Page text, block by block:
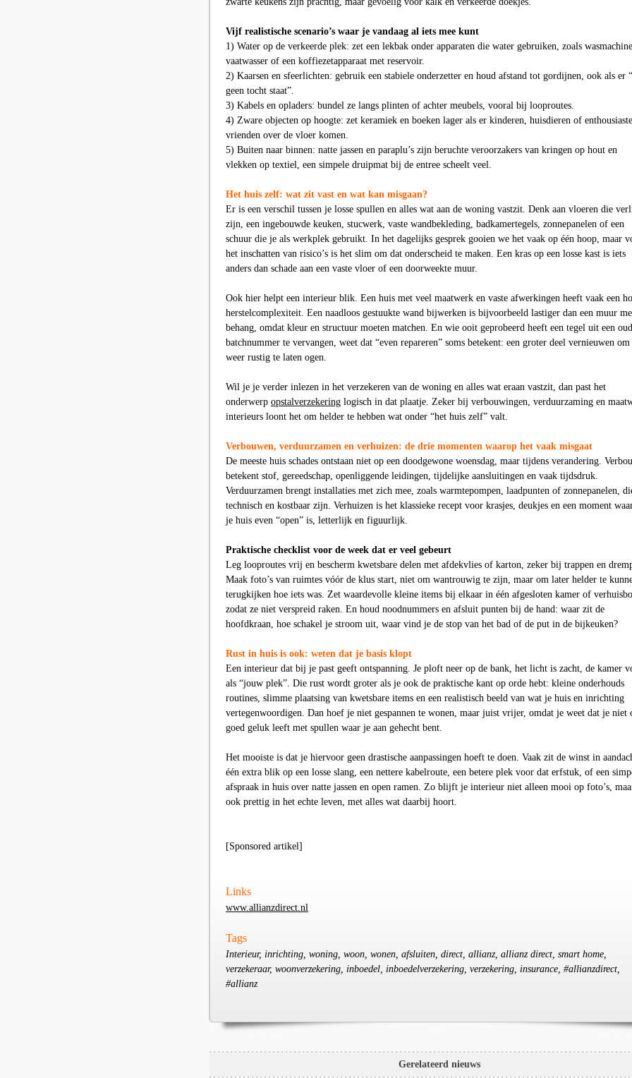
Vijf realistische scenario’s waar je vandaag al iets mee kunt
1) Water op de verkeerde plek: zet een lekbak onder apparaten die water gebruiken, zoals
vaatwasser of een koffiezetapparaat met reservoir.
2) Kaarsen en sfeerlichten: gebruik een stabiele onderzetter en houd afstand tot gordijnen, ook als er
geen tocht staat”.
3) Kabels en opladers: bundel ze langs plinten of achter meubels, vooral bij looproutes.
4) Zware objecten op hoogte: zet keramiek en boeken lager als er kinderen, huisdieren of enthousiaste
vrienden over de vloer komen.
5) Buiten naar binnen: natte jassen en paraplu’s zijn beruchte veroorzakers van kringen op hout en
vlekken op textiel, een simpele druipmat bij de entree scheelt veel.
Het huis zelf: wat zit vast en wat kan misgaan?
Er is een verschil tussen je losse spullen en alles wat aan de woning vastzit. Denk aan vloeren die
zijn, een ingebouwde keuken, stucwerk, vaste wandbekleding, badkamertegels, zonnepanelen of een
schuur die je als werkplek gebruikt. In het dagelijks gesprek gooien we het vaak op één hoop, maar
het inschatten van risico’s is het slim om dat onderscheid te maken. Een kras op een losse kast is iets
anders dan schade aan een vaste vloer of een doorweekte muur.
Ook hier helpt een interieur blik. Een huis met veel maatwerk en vaste afwerkingen heeft vaak een
herstelcomplexiteit. Een naadloos gestuukte wand bijwerken is bijvoorbeeld lastiger dan een muur
behang, omdat kleur en structuur moeten matchen. En wie ooit geprobeerd heeft een tegel uit een oud
batchnummer te vervangen, weet dat “even repareren” soms betekent: een groter deel vernieuwen om
weer rustig te laten ogen.
Wil je je verder inlezen in het verzekeren van de woning en alles wat eraan vastzit, dan past het
onderwerp opstalverzekering logisch in dat plaatje. Zeker bij verbouwingen, verduurzaming en
interieurs loont het om helder te hebben wat onder “het huis zelf” valt.
Verbouwen, verduurzamen en verhuizen: de drie momenten waarop het vaak misgaat
De meeste huis schades ontstaan niet op een doodgewone woensdag, maar tijdens verandering.
betekent stof, gereedschap, openliggende leidingen, tijdelijke aansluitingen en vaak tijdsdruk.
Verduurzamen brengt installaties met zich mee, zoals warmtepompen, laadpunten of zonnepanelen,
technisch en kostbaar zijn. Verhuizen is het klassieke recept voor krasjes, deukjes en een moment
je huis even “open” is, letterlijk en figuurlijk.
Praktische checklist voor de week dat er veel gebeurt
Leg looproutes vrij en bescherm kwetsbare delen met afdekvlies of karton, zeker bij trappen en
Maak foto’s van ruimtes vóór de klus start, niet om wantrouwig te zijn, maar om later helder te
terugkijken hoe iets was. Zet waardevolle kleine items bij elkaar in één afgesloten kamer of
zodat ze niet verspreid raken. En houd noodnummers en afsluit punten bij de hand: waar zit de
hoofdkraan, hoe schakel je stroom uit, waar vind je de stop van het bad of de put in de bijkeuken?
Rust in huis is ook: weten dat je basis klopt
Een interieur dat bij je past geeft ontspanning. Je ploft neer op de bank, het licht is zacht, de kamer
als “jouw plek”. Die rust wordt groter als je ook de praktische kant op orde hebt: kleine onderhouds
routines, slimme plaatsing van kwetsbare items en een realistisch beeld van wat je huis en inrichting
vertegenwoordigen. Dan hoef je niet gespannen te wonen, maar juist vrijer, omdat je weet dat je niet
goed geluk leeft met spullen waar je aan gehecht bent.
Het mooiste is dat je hiervoor geen drastische aanpassingen hoeft te doen. Vaak zit de winst in
één extra blik op een losse slang, een nettere kabelroute, een betere plek voor dat erfstuk, of een
afspraak in huis over natte jassen en open ramen. Zo blijft je interieur niet alleen mooi op foto’s,
ook prettig in het echte leven, met alles wat daarbij hoort.
[Sponsored artikel]
Links
www.allianzdirect.nl
Tags
Interieur, inrichting, woning, woon, wonen, afsluiten, direct, allianz, allianz direct, smart home,
verzekeraar, woonverzekering, inboedel, inboedelverzekering, verzekering, insurance, #allianzdirect,
#allianz
Gerelateerd nieuws